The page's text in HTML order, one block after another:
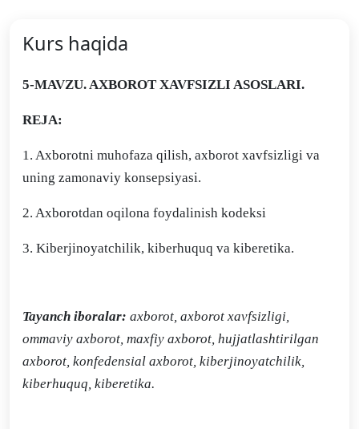
Kurs haqida
5-MAVZU. AXBOROT XAVFSIZLI ASOSLARI.
REJA:
1. Axborotni muhofaza qilish, axborot xavfsizligi va
uning zamonaviy konsepsiyasi.
2. Axborotdan oqilona foydalinish kodeksi
3. Kiberjinoyatchilik, kiberhuquq va kiberetika.
Tayanch iboralar: axborot, axborot xavfsizligi,
ommaviy axborot, maxfiy axborot, hujjatlashtirilgan
axborot, konfedensial axborot, kiberjinoyatchilik,
kiberhuquq, kiberetika.